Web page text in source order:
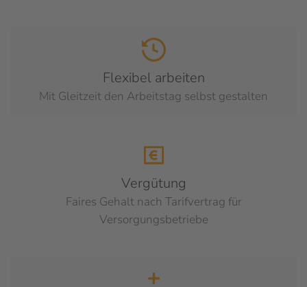
Flexibel arbeiten
Mit Gleitzeit den Arbeitstag selbst gestalten
Vergütung
Faires Gehalt nach Tarifvertrag für
Versorgungsbetriebe